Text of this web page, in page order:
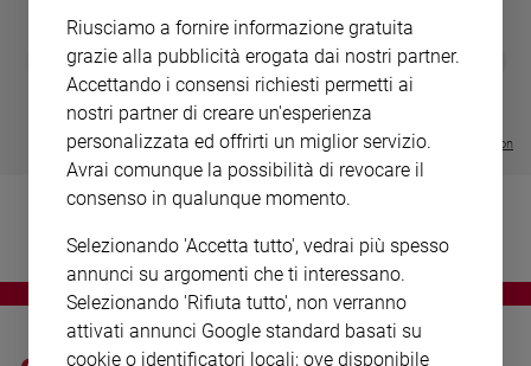
Società
Ambiente
Volontariato
Diritti
Aziende
valore
LE GRANDI BASILICHE ITALIANE
- VOL DA 1 AL 5
€ 64,50
DIARIO G 2026-27
€ 8,90
- € 8,90
COLLANA
Visualizza tutte le collection
Riusciamo a fornire informazione gratuita
grazie alla pubblicità erogata dai nostri partner.
Accettando i consensi richiesti permetti ai
nostri partner di creare un'esperienza
personalizzata ed offrirti un miglior servizio.
Avrai comunque la possibilità di revocare il
consenso in qualunque momento.
Selezionando 'Accetta tutto', vedrai più spesso
annunci su argomenti che ti interessano.
Selezionando 'Rifiuta tutto', non verranno
attivati annunci Google standard basati su
cookie o identificatori locali; ove disponibile